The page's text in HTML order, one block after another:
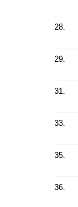
28.
29.
31.
33.
35.
36.